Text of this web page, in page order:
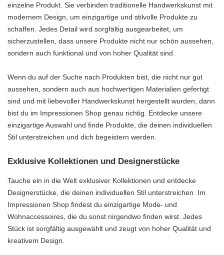
einzelne Produkt. Sie verbinden traditionelle Handwerkskunst mit
modernem Design, um einzigartige und stilvolle Produkte zu
schaffen. Jedes Detail wird sorgfältig ausgearbeitet, um
sicherzustellen, dass unsere Produkte nicht nur schön aussehen,
sondern auch funktional und von hoher Qualität sind.
Wenn du auf der Suche nach Produkten bist, die nicht nur gut
aussehen, sondern auch aus hochwertigen Materialien gefertigt
sind und mit liebevoller Handwerkskunst hergestellt wurden, dann
bist du im Impressionen Shop genau richtig. Entdecke unsere
einzigartige Auswahl und finde Produkte, die deinen individuellen
Stil unterstreichen und dich begeistern werden.
Exklusive Kollektionen und Designerstücke
Tauche ein in die Welt exklusiver Kollektionen und entdecke
Designerstücke, die deinen individuellen Stil unterstreichen. Im
Impressionen Shop findest du einzigartige Mode- und
Wohnaccessoires, die du sonst nirgendwo finden wirst. Jedes
Stück ist sorgfältig ausgewählt und zeugt von hoher Qualität und
kreativem Design.